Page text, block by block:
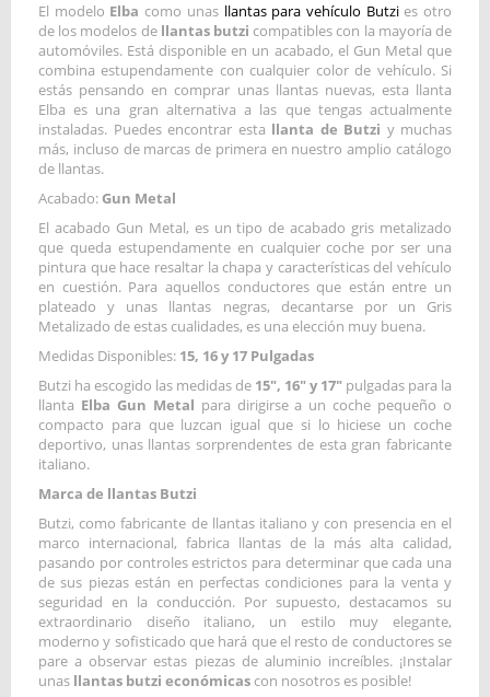
El modelo Elba como unas llantas para vehículo Butzies otro
de los modelos de llantas butzi compatibles con la mayoría de
automóviles. Está disponible en un acabado, el Gun Metal que
combina estupendamente con cualquier color de vehículo. Si
estás pensando en comprar unas llantas nuevas, esta llanta
Elba es una gran alternativa a las que tengas actualmente
instaladas. Puedes encontrar esta llanta de Butzi y muchas
más, incluso de marcas de primera en nuestro amplio catálogo
de llantas.
Acabado: Gun Metal
El acabado Gun Metal, es un tipo de acabado gris metalizado
que queda estupendamente en cualquier coche por ser una
pintura que hace resaltar la chapa y características del vehículo
en cuestión. Para aquellos conductores que están entre un
plateado y unas llantas negras, decantarse por un Gris
Metalizado de estas cualidades, es una elección muy buena.
Medidas Disponibles: 15, 16 y 17 Pulgadas
Butzi ha escogido las medidas de 15", 16" y 17" pulgadas para la
llanta Elba Gun Metal para dirigirse a un coche pequeño o
compacto para que luzcan igual que si lo hiciese un coche
deportivo, unas llantas sorprendentes de esta gran fabricante
italiano.
Marca de llantas Butzi
Butzi, como fabricante de llantas italiano y con presencia en el
marco internacional, fabrica llantas de la más alta calidad,
pasando por controles estrictos para determinar que cada una
de sus piezas están en perfectas condiciones para la venta y
seguridad en la conducción. Por supuesto, destacamos su
extraordinario diseño italiano, un estilo muy elegante,
moderno y sofisticado que hará que el resto de conductores se
pare a observar estas piezas de aluminio increíbles. ¡Instalar
unas llantas butzi económicas con nosotros es posible!